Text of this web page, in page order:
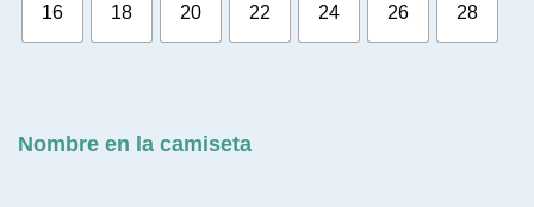
16 18 20 22 24 26 28
Nombre en la camiseta